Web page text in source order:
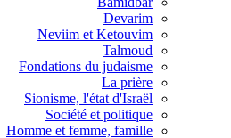
Devarim
Neviim et Ketouvim
Talmoud
Fondations du judaisme
La prière
Sionisme, l'état d'Israël
Société et politique
Homme et femme, famille